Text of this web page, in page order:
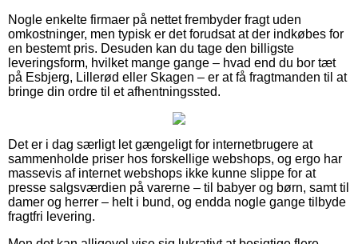
Nogle enkelte firmaer på nettet frembyder fragt uden
omkostninger, men typisk er det forudsat at der indkøbes for
en bestemt pris. Desuden kan du tage den billigste
leveringsform, hvilket mange gange – hvad end du bor tæt
på Esbjerg, Lillerød eller Skagen – er at få fragtmanden til at
bringe din ordre til et afhentningssted.
Det er i dag særligt let gængeligt for internetbrugere at
sammenholde priser hos forskellige webshops, og ergo har
massevis af internet webshops ikke kunne slippe for at
presse salgsværdien på varerne – til babyer og børn, samt til
damer og herrer – helt i bund, og endda nogle gange tilbyde
fragtfri levering.